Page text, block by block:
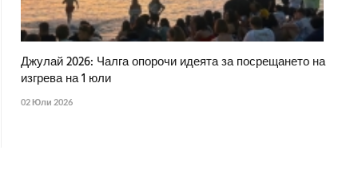
Джулай 2026: Чалга опорочи идеята за посрещането на
изгрева на 1 юли
02 Юли 2026